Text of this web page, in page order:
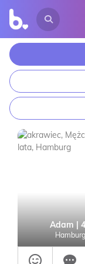
Adam |
Hamburg